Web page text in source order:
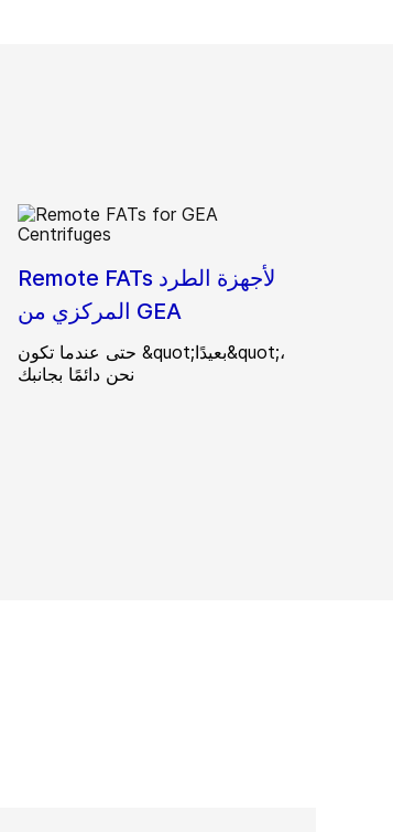
Remote FATs لأجهزة الطرد
المركزي من GEA
حتى عندما تكون &quot;بعيدًا&quot;،
نحن دائمًا بجانبك